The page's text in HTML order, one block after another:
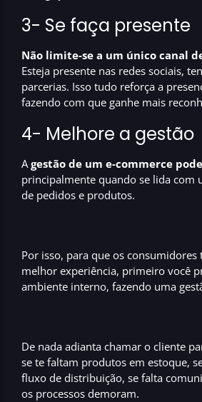
3- Se faça presente
Não limite-se a um único canal
Esteja presente nas redes sociais,
parcerias. Isso tudo reforça a
fazendo com que ganhe mais
4- Melhore a gestão
Agestão de um e-commerce
principalmente quando se lida com
de pedidos e produtos.
Por isso, para que os consumidores
melhor experiência, primeiro você
ambiente interno, fazendo uma
De nada adianta chamar o cliente
se te faltam produtos em estoque,
fluxo de distribuição, se falta
os processos demoram.